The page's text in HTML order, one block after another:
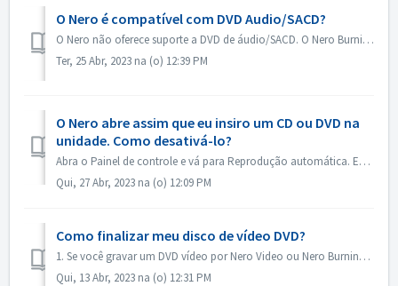
O Nero é compatível com DVD Audio/SACD?
O Nero não oferece suporte a DVD de áudio/SACD. O Nero Burning ROM suporta apenas a gravação de CD de áudio em 44100 hz.
Ter, 25 Abr, 2023 na (o) 12:39 PM
O Nero abre assim que eu insiro um CD ou DVD na
unidade. Como desativá-lo?
Abra o Painel de controle e vá para Reprodução automática. Encontre a configuração de cada DVD ou CD. Defina como "Ask me every time" (Perguntar s...
Qui, 27 Abr, 2023 na (o) 12:09 PM
Como finalizar meu disco de vídeo DVD?
1. Se você gravar um DVD vídeo por Nero Video ou Nero Burning ROM, o disco será finalizado automaticamente e será reproduzido na maioria dos aparelhos. 2. ...
Qui, 13 Abr, 2023 na (o) 12:31 PM